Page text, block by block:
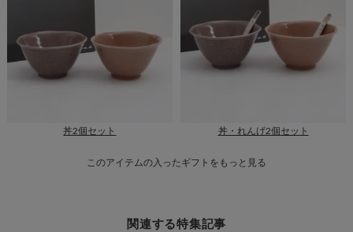
丼2個セット 丼・れんげ2個セット
このアイテムの入ったギフトをもっと見る
関連する特集記事